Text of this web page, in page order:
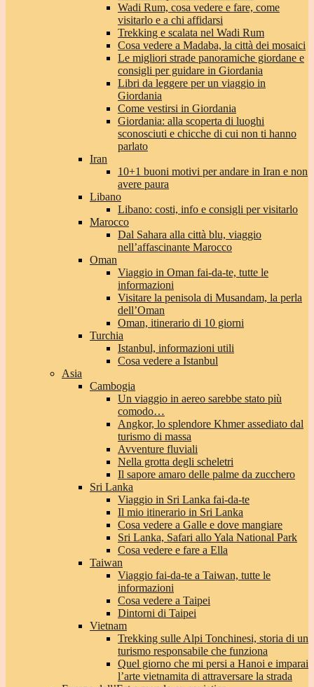
Wadi Rum, cosa vedere e fare, come
visitarlo e a chi affidarsi
Trekking e scalata nel Wadi Rum
Cosa vedere a Madaba, la città dei mosaici
Le migliori strade panoramiche giordane e
consigli per guidare in Giordania
Libri da leggere per un viaggio in
Giordania
Come vestirsi in Giordania
Giordania: alla scoperta di luoghi
sconosciuti e chicche di cui non ti hanno
parlato
Iran
10+1 buoni motivi per andare in Iran e non
avere paura
Libano
Libano: costi, info e consigli per visitarlo
Marocco
Dal Sahara alla città blu, viaggio
nell’affascinante Marocco
Oman
Viaggio in Oman fai-da-te, tutte le
informazioni
Visitare la penisola di Musandam, la perla
dell’Oman
Oman, itinerario di 10 giorni
Turchia
Istanbul, informazioni utili
Cosa vedere a Istanbul
Asia
Cambogia
Un viaggio in aereo sarebbe stato più
comodo…
Angkor, lo splendore Khmer assediato dal
turismo di massa
Avventure fluviali
Nella grotta degli scheletri
Il sapore amaro delle palme da zucchero
Sri Lanka
Viaggio in Sri Lanka fai-da-te
Il mio itinerario in Sri Lanka
Cosa vedere a Galle e dove mangiare
Sri Lanka, Safari allo Yala National Park
Cosa vedere e fare a Ella
Taiwan
Viaggio fai-da-te a Taiwan, tutte le
informazioni
Cosa vedere a Taipei
Dintorni di Taipei
Vietnam
Trekking sulle Alpi Tonchinesi, storia di un
turismo responsabile che funziona
Quel giorno che mi persi a Hanoi e imparai
l’arte vietnamita di attraversare la strada